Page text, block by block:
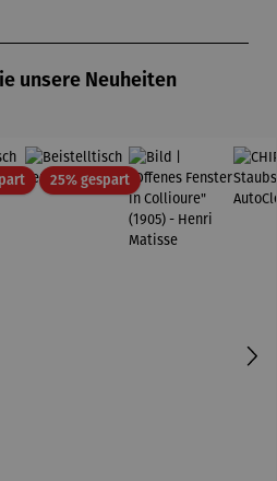
unsere Neuheiten
Rabatt25% gespartRabatt